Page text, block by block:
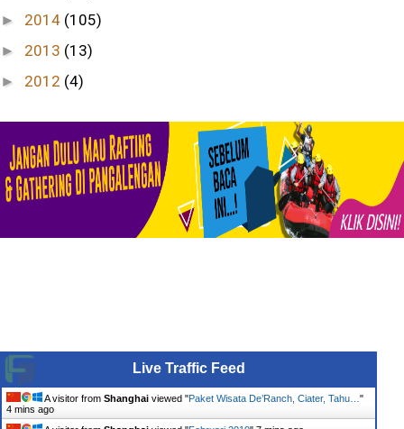
► 2014 (105)
► 2013 (13)
► 2012 (4)
Live Traffic Feed
A visitor from Shanghai viewed "Paket Wisata De’Ranch, Ciater, Tahu…"
4 mins ago